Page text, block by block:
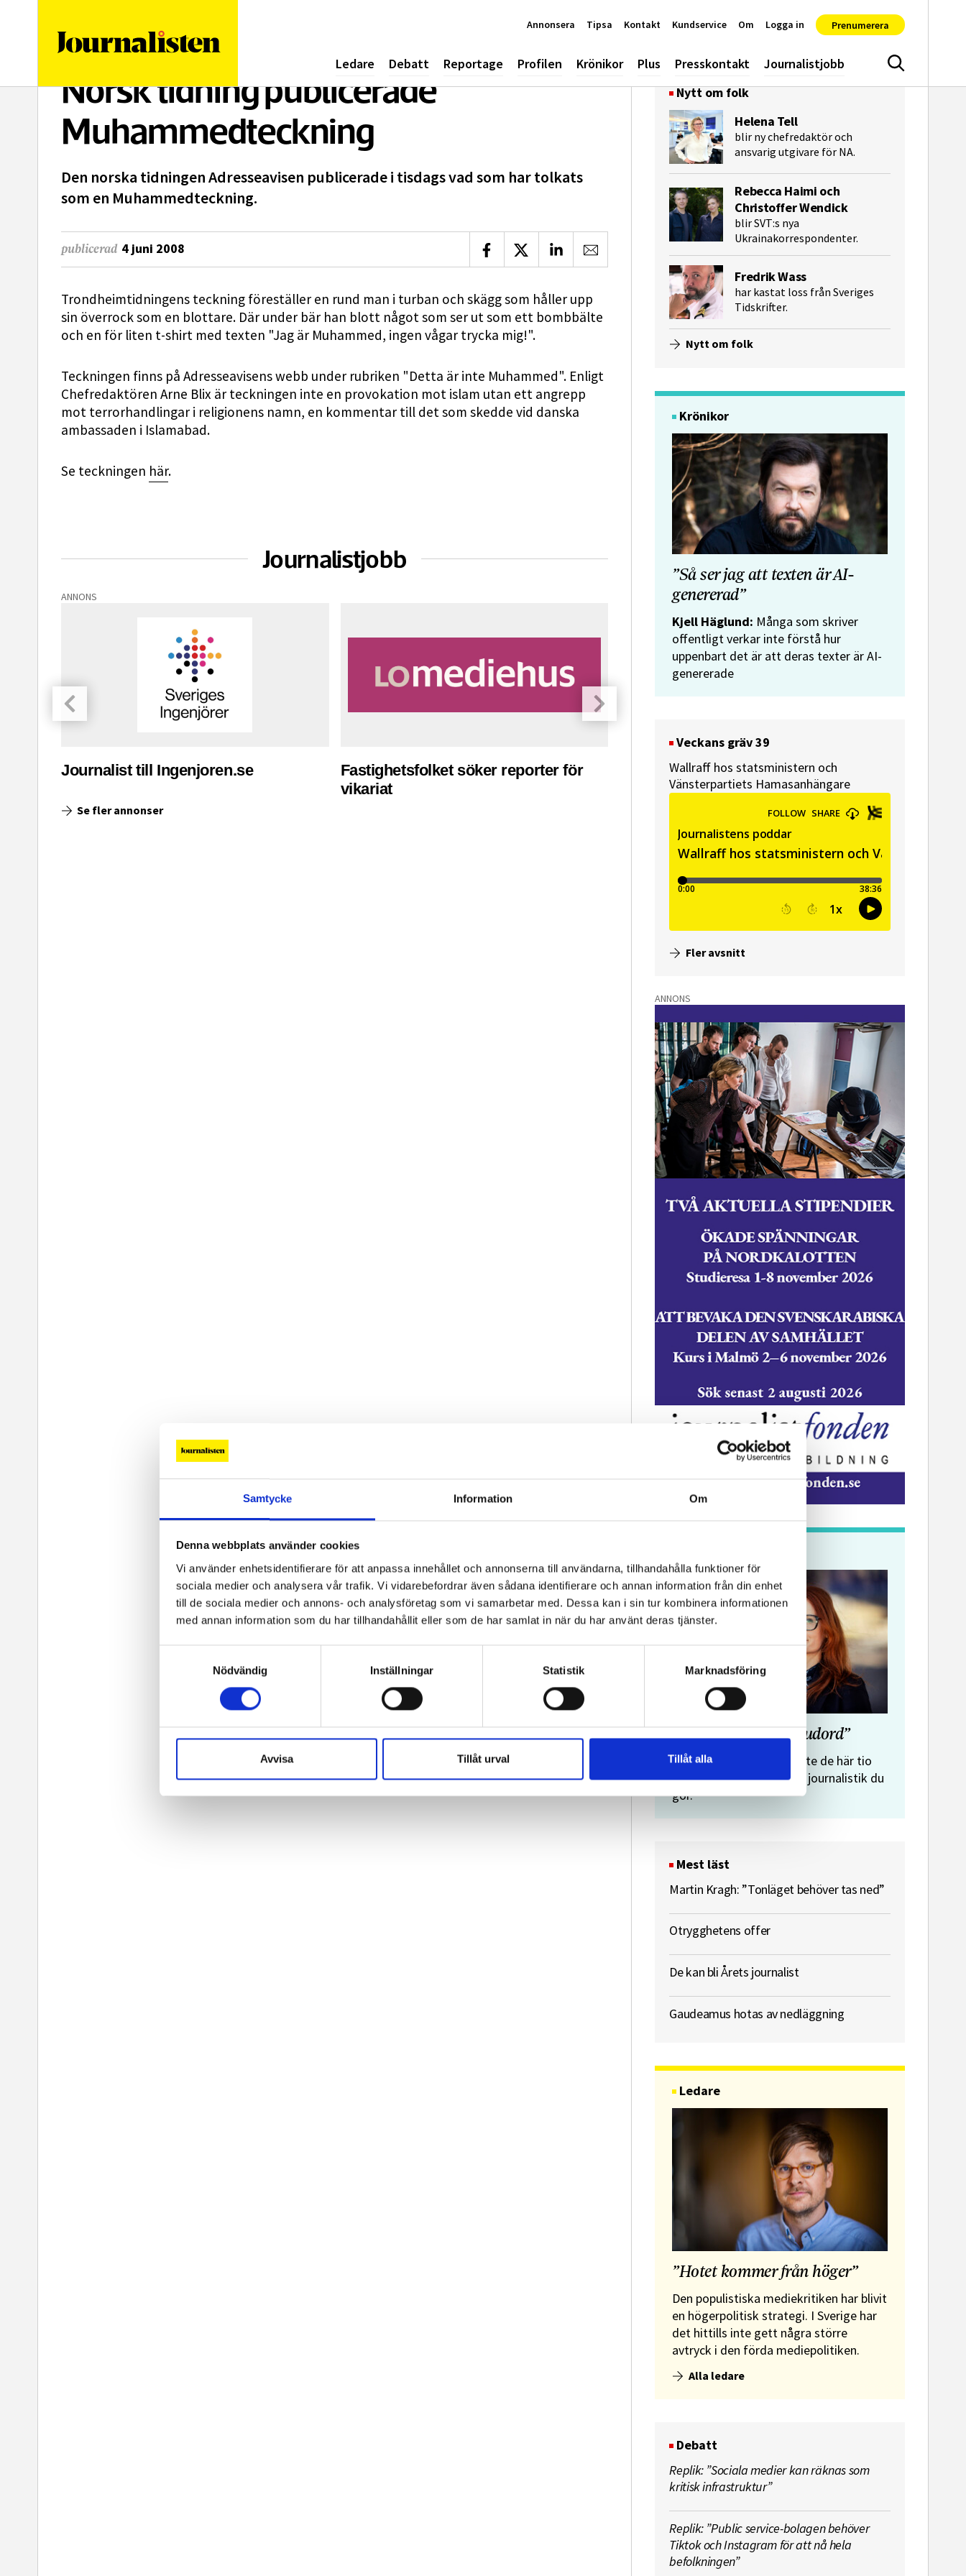
Samtycke Information Om
Denna webbplats använder cookies
Vi använder enhetsidentifierare för att anpassa innehållet och annonserna till användarna, tillhandahålla funktioner för
sociala medier och analysera vår trafik. Vi vidarebefordrar även sådana identifierare och annan information från din enhet
till de sociala medier och annons- och analysföretag som vi samarbetar med. Dessa kan i sin tur kombinera informationen
med annan information som du har tillhandahållit eller som de har samlat in när du har använt deras tjänster.
Nödvändig
Inställningar Statistik Marknadsföring
Avvisa Tillåt urval Tillåt alla
Ledare Debatt Reportage Profilen Krönikor Plus Presskontakt Journalistjobb Sök
Annonsera Tipsa Kontakt Kundservice Om Logga in Prenumerera
Norsk tidning publicerade
Muhammedteckning
Den norska tidningen Adresseavisen publicerade i tisdags vad som har tolkats
som en Muhammedteckning.
publicerad 4 juni 2008 Dela på Facebook
Dela på XDela på LinkedIn
Dela via e-post
Trondheimtidningens teckning föreställer en rund man i turban och skägg som håller upp
sin överrock som en blottare. Där under bär han blott något som ser ut som ett bombbälte
och en för liten t-shirt med texten "Jag är Muhammed, ingen vågar trycka mig!".
Teckningen finns på Adresseavisens webb under rubriken "Detta är inte Muhammed". Enligt
Chefredaktören Arne Blix är teckningen inte en provokation mot islam utan ett angrepp
mot terrorhandlingar i religionens namn, en kommentar till det som skedde vid danska
ambassaden i Islamabad.
Se teckningen här.
Journalistjobb
ANNONS
Journalist till Ingenjoren.se
Fastighetsfolket söker reporter för
vikariat
Pressekreterare till Sidas
kommunikationsenhet
Se fler annonser
Nytt om folk
Helena Tell
blir ny chefredaktör och
ansvarig utgivare för NA.
Rebecca Haimi och
Christoffer Wendick
blir SVT:s nya
Ukrainakorrespondenter.
Fredrik Wass
har kastat loss från Sveriges
Tidskrifter.
Nytt om folk
Krönikor
”Så ser jag att texten är AI-
genererad”
Kjell Häglund: Många som skriver
offentligt verkar inte förstå hur
uppenbart det är att deras texter är AI-
genererade
Veckans gräv 39
Wallraff hos statsministern och
Vänsterpartiets Hamasanhängare
Fler avsnitt
ANNONS
”Journalistens tio budord”
Malin Crona:
Följer du inte de här tio
budorden? Då är det inte journalistik du
gör.
Mest läst
Martin Kragh: ”Tonläget behöver tas ned”
Otrygghetens offer
De kan bli Årets journalist
Gaudeamus hotas av nedläggning
Ledare
”Hotet kommer från höger”
Den populistiska mediekritiken har blivit
en högerpolitisk strategi. I Sverige har
det hittills inte gett några större
avtryck i den förda mediepolitiken.
Alla ledare
Debatt
Replik: ”Sociala medier kan räknas som
kritisk infrastruktur”
Replik: ”Public service-bolagen behöver
Tiktok och Instagram för att nå hela
befolkningen”